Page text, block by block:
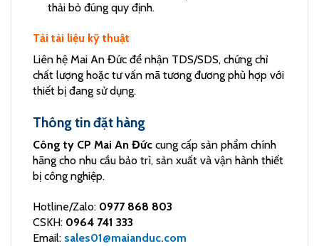
thải bỏ đúng quy định.
Tải tài liệu kỹ thuật
Liên hệ Mai An Đức để nhận TDS/SDS, chứng chỉ
chất lượng hoặc tư vấn mã tương đương phù hợp với
thiết bị đang sử dụng.
Thông tin đặt hàng
Công ty CP Mai An Đức cung cấp sản phẩm chính
hãng cho nhu cầu bảo trì, sản xuất và vận hành thiết
bị công nghiệp.
Hotline/Zalo: 0977 868 803
CSKH: 0964 741 333
Email: sales01@maianduc.com